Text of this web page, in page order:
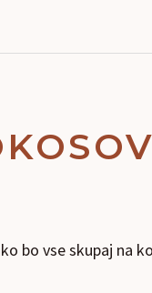
bo vse skupaj na